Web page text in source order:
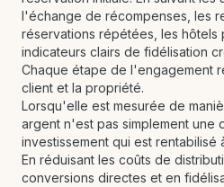
l'échange de récompenses, les
réservations répétées, les hôtels
indicateurs clairs de fidélisation
Chaque étape de l'engagement
client et la propriété.
Lorsqu'elle est mesurée de
argent n'est pas simplement une
investissement qui est rentabilisé
En réduisant les coûts de
conversions directes et en